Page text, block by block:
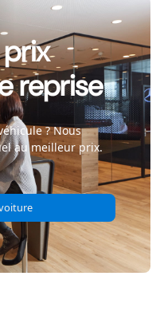
reprise
? Nous
au meilleur prix.